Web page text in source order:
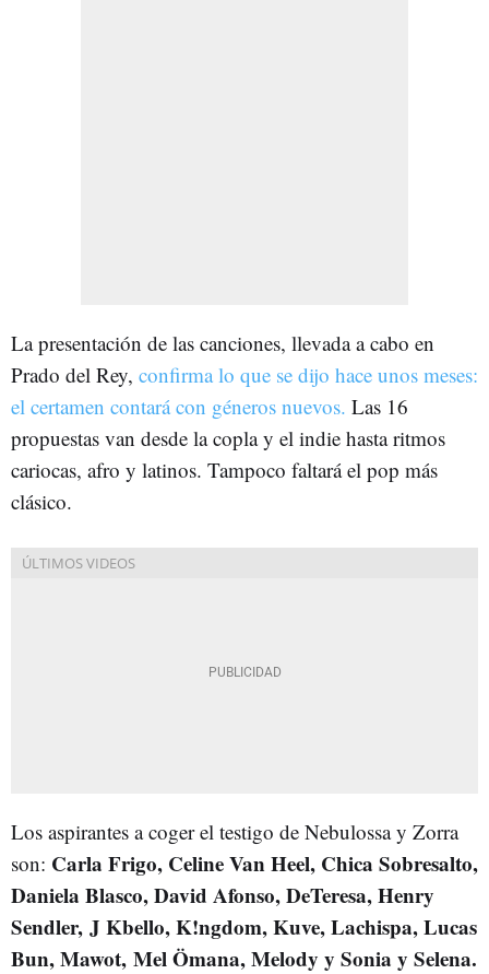
La presentación de las canciones, llevada a cabo en
Prado del Rey, confirma lo que se dijo hace unos meses:
el certamen contará con géneros nuevos. Las 16
propuestas van desde la copla y el indie hasta ritmos
cariocas, afro y latinos. Tampoco faltará el pop más
clásico.
Los aspirantes a coger el testigo de Nebulossa y Zorra
son: Carla Frigo, Celine Van Heel, Chica Sobresalto,
Daniela Blasco, David Afonso, DeTeresa, Henry
Sendler, J Kbello, K!ngdom, Kuve, Lachispa, Lucas
Bun, Mawot, Mel Ömana, Melody y Sonia y Selena.